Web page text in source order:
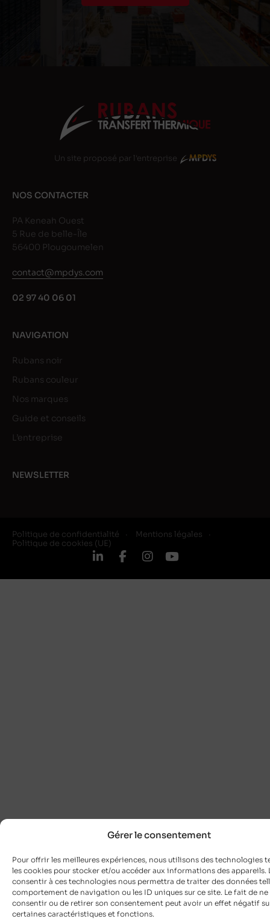
Gérer le consentement
Pour offrir les meilleures expériences, nous utilisons des technologies
les cookies pour stocker et/ou accéder aux informations des appareils.
consentir à ces technologies nous permettra de traiter des données
comportement de navigation ou les ID uniques sur ce site. Le fait de ne
consentir ou de retirer son consentement peut avoir un effet négatif
certaines caractéristiques et fonctions.
Un site proposé par l'entreprise
NOS CONTACTER
PA Keneah Ouest
5 Rue de belle-Île
56400 Plougoumelen
contact@mpdys.com
02 97 40 06 01
NAVIGATION
Rubans noir
Rubans couleur
Nos marques
Guide et conseils
L’entreprise
NEWSLETTER
Politique de confidentialité
Mentions légales
Politique de cookies (UE)